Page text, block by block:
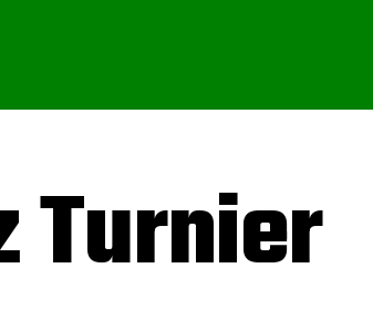
Turnier